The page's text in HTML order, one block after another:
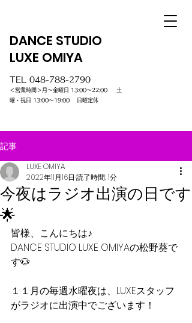
DANCE STUDIO
LUXE OMIYA
TEL 048-788-2790
＜営業時間＞月～金曜日 13:00～22:00 土
曜・祝日 13:00～19:00 日曜定休
記事
今夜はラジオ出演の日です
🌟
LUXE OMIYA
2022年11月16日 読了時間: 1分
皆様、こんにちは♪
DANCE STUDIO LUXE OMIYAの松野葵で
す🐶
１１月の毎週水曜夜は、LUXEスタッフ
がラジオに出演中でございます！